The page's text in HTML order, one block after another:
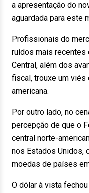
a apresentação do
aguardada para este
Profissionais do
ruídos mais recentes
Central, além dos
fiscal, trouxe um viés
americana.
Por outro lado, no
percepção de que o
central norte-
nos Estados Unidos,
moedas de países
O dólar à vista